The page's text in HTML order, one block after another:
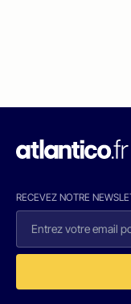
RECEVEZ NOTRE